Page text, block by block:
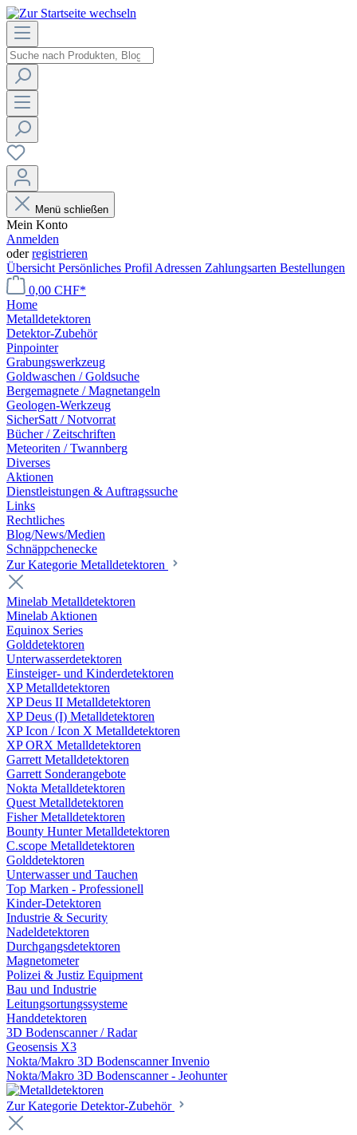
Menü schließen
Mein Konto
Anmelden
oderregistrieren
Übersicht Persönliches Profil Adressen Zahlungsarten Bestellungen
0,00 CHF*
Home
Metalldetektoren
Detektor-Zubehör
Pinpointer
Grabungswerkzeug
Goldwaschen / Goldsuche
Bergemagnete / Magnetangeln
Geologen-Werkzeug
SicherSatt / Notvorrat
Bücher / Zeitschriften
Meteoriten / Twannberg
Diverses
Aktionen
Dienstleistungen & Auftragssuche
Links
Rechtliches
Blog/News/Medien
Schnäppchenecke
Zur Kategorie Metalldetektoren
Minelab Metalldetektoren
Minelab Aktionen
Equinox Series
Golddetektoren
Unterwasserdetektoren
Einsteiger- und Kinderdetektoren
XP Metalldetektoren
XP Deus II Metalldetektoren
XP Deus (I) Metalldetektoren
XP Icon / Icon X Metalldetektoren
XP ORX Metalldetektoren
Garrett Metalldetektoren
Garrett Sonderangebote
Nokta Metalldetektoren
Quest Metalldetektoren
Fisher Metalldetektoren
Bounty Hunter Metalldetektoren
C.scope Metalldetektoren
Golddetektoren
Unterwasser und Tauchen
Top Marken - Professionell
Kinder-Detektoren
Industrie & Security
Nadeldetektoren
Durchgangsdetektoren
Magnetometer
Polizei & Justiz Equipment
Bau und Industrie
Leitungsortungssysteme
Handdetektoren
3D Bodenscanner / Radar
Geosensis X3
Nokta/Makro 3D Bodenscanner Invenio
Nokta/Makro 3D Bodenscanner - Jeohunter
Zur Kategorie Detektor-Zubehör